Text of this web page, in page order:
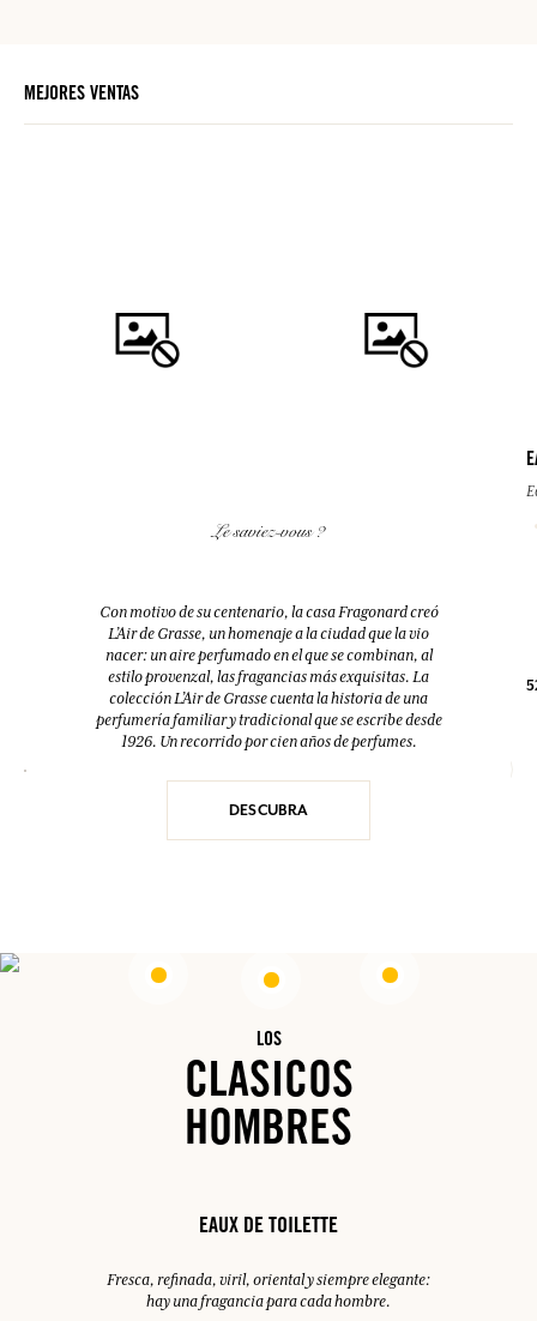
MEJORES VENTAS
FLEUR D'ORANGER (FLOR DE
FLEUR D'ORANGER (FLOR DE
100ml
38,00 €
Le saviez-vous ?
Con motivo de su centenario, la casa Fragonard creó
L’Air de Grasse, un homenaje a la ciudad que la vio
nacer: un aire perfumado en el que se combinan, al
estilo provenzal, las fragancias más exquisitas. La
colección L’Air de Grasse cuenta la historia de una
perfumería familiar y tradicional que se escribe desde
1926. Un recorrido por cien años de perfumes.
DESCUBRA
LOS
CLASICOS
HOMBRES
EAUX DE TOILETTE
Fresca, refinada, viril, oriental y siempre elegante:
hay una fragancia para cada hombre.